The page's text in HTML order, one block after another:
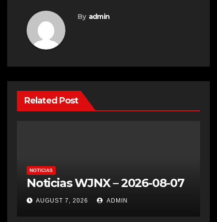
By admin
Related Post
NOTICIAS
Noticias WJNX – 2026-08-07
AUGUST 7, 2026 ADMIN